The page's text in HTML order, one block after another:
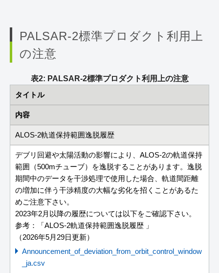
PALSAR-2標準プロダクト利用上
の注意
表2: PALSAR-2標準プロダクト利用上の注意
タイトル
内容
ALOS-2軌道保持範囲逸脱履歴
デブリ回避や太陽活動の影響により、ALOS-2の軌道保持
範囲（500mチューブ）を逸脱することがあります。逸脱
期間中のデータを干渉処理で使用した場合、軌道間距離
の増加に伴う干渉精度の大幅な劣化を招くことがあるた
めご注意下さい。
2023年2月以降の履歴については以下をご確認下さい。
参考：「ALOS-2軌道保持範囲逸脱履歴 」
（2026年5月29日更新）
Announcement_of_deviation_from_orbit_control_window
_ja.csv